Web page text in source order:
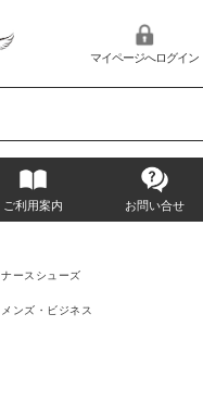
マイページへログイン
ご利用案内 お問い合せ
ナースシューズ
メンズ・ビジネス